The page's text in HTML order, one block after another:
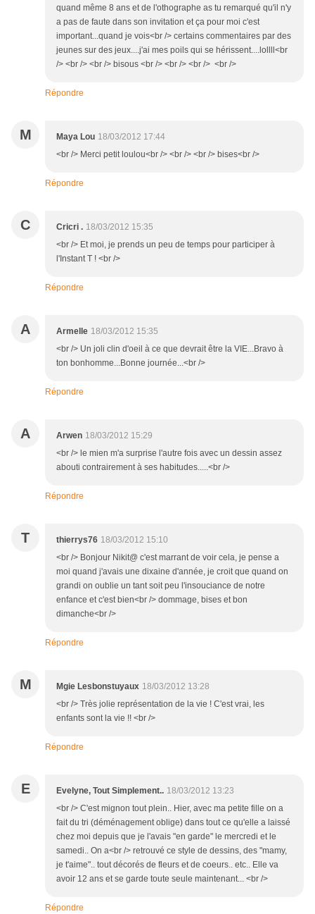
quand même 8 ans et de l'othographe as tu remarqué qu'il n'y
a pas de faute dans son invitation et ça pour moi c'est
important...quand je vois<br /> certains commentaires par des
jeunes sur des jeux....j'ai mes poils qui se hérissent....lollll<br
/> <br /> <br /> bisous <br /> <br /> <br /> <br />
Répondre
M Maya Lou 18/03/2012 17:44
<br /> Merci petit loulou<br /> <br /> <br /> bises<br />
Répondre
C Cricri . 18/03/2012 15:35
<br /> Et moi, je prends un peu de temps pour participer à
l'Instant T ! <br />
Répondre
A Armelle 18/03/2012 15:35
<br /> Un joli clin d'oeil à ce que devrait être la VIE...Bravo à
ton bonhomme...Bonne journée...<br />
Répondre
A Arwen 18/03/2012 15:29
<br /> le mien m'a surprise l'autre fois avec un dessin assez
abouti contrairement à ses habitudes.....<br />
Répondre
T thierrys76 18/03/2012 15:10
<br /> Bonjour Nikit@ c'est marrant de voir cela, je pense a
moi quand j'avais une dixaine d'année, je croit que quand on
grandi on oublie un tant soit peu l'insouciance de notre
enfance et c'est bien<br /> dommage, bises et bon
dimanche<br />
Répondre
M Mgie Lesbonstuyaux 18/03/2012 13:28
<br /> Très jolie représentation de la vie ! C'est vrai, les
enfants sont la vie !! <br />
Répondre
E Evelyne, Tout Simplement.. 18/03/2012 13:23
<br /> C'est mignon tout plein.. Hier, avec ma petite fille on a
fait du tri (déménagement oblige) dans tout ce qu'elle a laissé
chez moi depuis que je l'avais "en garde" le mercredi et le
samedi.. On a<br /> retrouvé ce style de dessins, des "mamy,
je t'aime".. tout décorés de fleurs et de coeurs.. etc.. Elle va
avoir 12 ans et se garde toute seule maintenant... <br />
Répondre